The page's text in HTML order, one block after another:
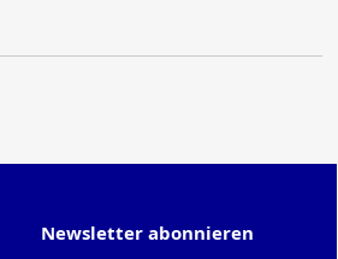
Newsletter abonnieren